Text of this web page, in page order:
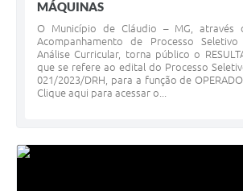
MÁQUINAS
O Município de Cláudio – MG, através
Acompanhamento de Processo
Análise Curricular, torna público o
que se refere ao edital do Processo
021/2023/DRH, para a função de
Clique aqui para acessar o...